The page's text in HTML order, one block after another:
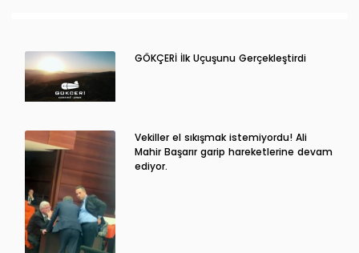
GÖKÇERİ İlk Uçuşunu Gerçekleştirdi
Vekiller el sıkışmak istemiyordu! Ali
Mahir Başarır garip hareketlerine devam
ediyor.